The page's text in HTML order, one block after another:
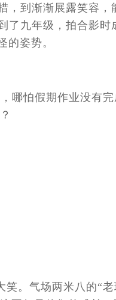
到渐渐展露笑容，
九年级，拍合影时
的姿势。
哪怕假期作业没有
。气场两米八的“